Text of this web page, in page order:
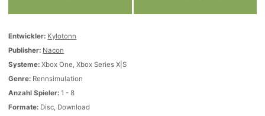
Entwickler: Kylotonn
Publisher: Nacon
Systeme: Xbox One, Xbox Series X|S
Genre: Rennsimulation
Anzahl Spieler: 1 - 8
Formate: Disc, Download